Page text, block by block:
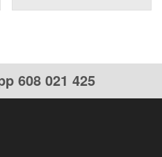
608 021 425